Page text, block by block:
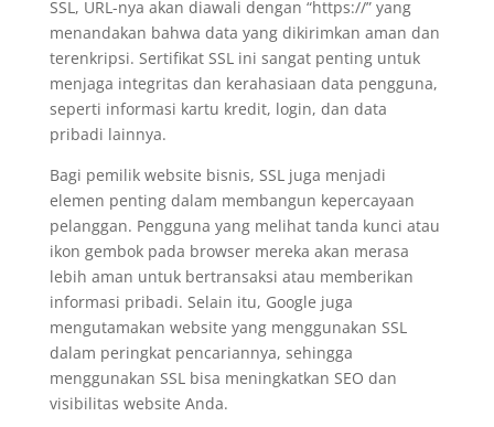
SSL, URL-nya akan diawali dengan “https://” yang
menandakan bahwa data yang dikirimkan aman dan
terenkripsi. Sertifikat SSL ini sangat penting untuk
menjaga integritas dan kerahasiaan data pengguna,
seperti informasi kartu kredit, login, dan data
pribadi lainnya.
Bagi pemilik website bisnis, SSL juga menjadi
elemen penting dalam membangun kepercayaan
pelanggan. Pengguna yang melihat tanda kunci atau
ikon gembok pada browser mereka akan merasa
lebih aman untuk bertransaksi atau memberikan
informasi pribadi. Selain itu, Google juga
mengutamakan website yang menggunakan SSL
dalam peringkat pencariannya, sehingga
menggunakan SSL bisa meningkatkan SEO dan
visibilitas website Anda.